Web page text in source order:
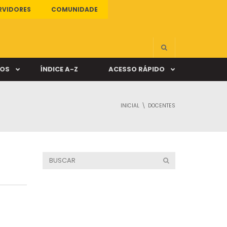
COMUNIDADE
ÍNDICE A-Z ACESSO RÁPIDO
INICIAL DOCENTES